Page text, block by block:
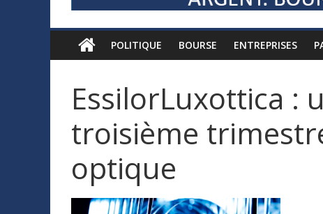
POLITIQUE BOURSE ENTREPRISES
EssilorLuxottica :
troisième
optique